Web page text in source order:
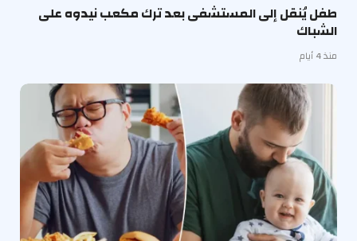
طفل يُنقل إلى المستشفى بعد ترك مكعب نيدوه على
الشباك
منذ 4 أيام